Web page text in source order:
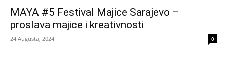
MAYA #5 Festival Majice Sarajevo –
proslava majice i kreativnosti
24 Augusta, 2024 0